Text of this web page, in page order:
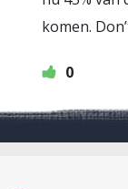
komen.
0